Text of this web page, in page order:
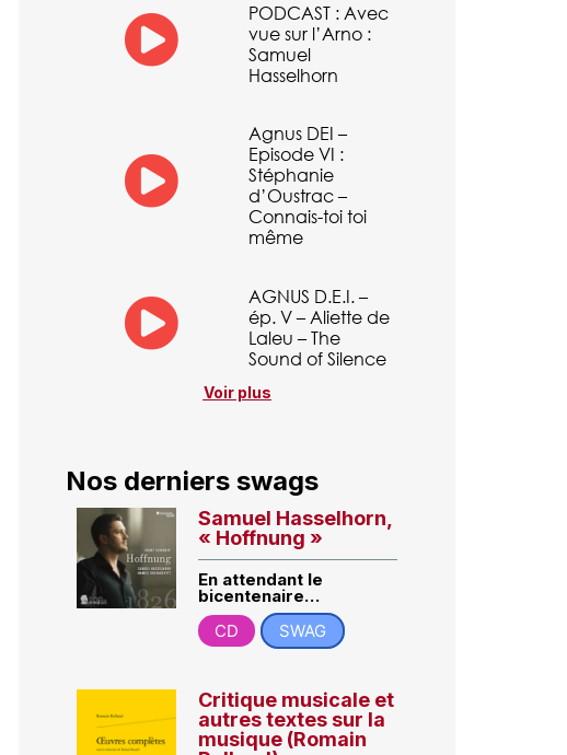
PODCAST : Avec
vue sur l’Arno :
Samuel
Hasselhorn
Agnus DEI –
Episode VI :
Stéphanie
d’Oustrac –
Connais-toi toi
même
AGNUS D.E.I. –
ép. V – Aliette de
Laleu – The
Sound of Silence
Voir plus
Nos derniers swags
Samuel Hasselhorn,
« Hoffnung »
En attendant le
bicentenaire…
CD
SWAG
Critique musicale et
autres textes sur la
musique (Romain